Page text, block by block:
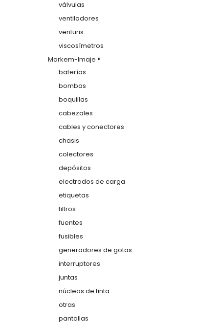
válvulas
ventiladores
venturis
viscosímetros
Markem-Imaje ®
baterías
bombas
boquillas
cabezales
cables y conectores
chasis
colectores
depósitos
electrodos de carga
etiquetas
filtros
fuentes
fusibles
generadores de gotas
interruptores
juntas
núcleos de tinta
otras
pantallas